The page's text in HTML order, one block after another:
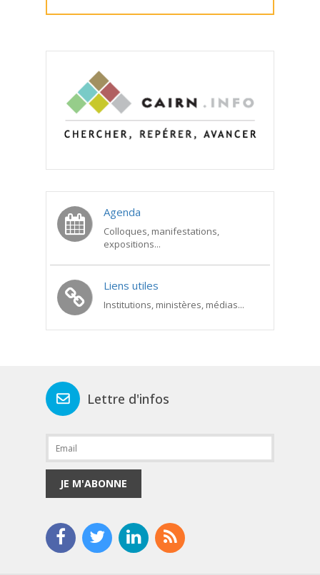
Agenda
Colloques, manifestations,
expositions...
Liens utiles
Institutions, ministères, médias...
Lettre d'infos
JE M'ABONNE